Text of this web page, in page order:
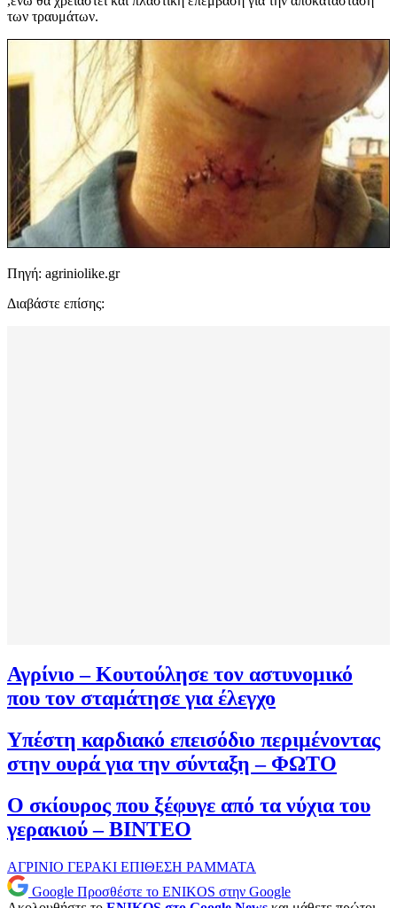
των τραυμάτων.
Πηγή: agriniolike.gr
Διαβάστε επίσης:
Αγρίνιο – Κουτούλησε τον αστυνομικό
που τον σταμάτησε για έλεγχο
Υπέστη καρδιακό επεισόδιο περιμένοντας
στην ουρά για την σύνταξη – ΦΩΤΟ
Ο σκίουρος που ξέφυγε από τα νύχια του
γερακιού – ΒΙΝΤΕΟ
ΑΓΡΙΝΙΟ ΓΕΡΑΚΙ ΕΠΙΘΕΣΗ ΡΑΜΜΑΤΑ
Google Προσθέστε το ENIKOS στην Google